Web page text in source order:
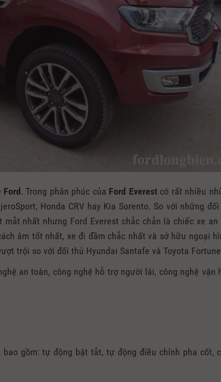
Ford. Trong phân phúc của Ford Everestcó rất nhiều
Honda CRV hay Kia Sorento. So với những
nhất nhưng Ford Everest chắc chắn là chiếc xe
âm tốt nhất, xe đi đầm chắc nhất và sở hữu ngoại
trội so với đối thủ Hyundai Santafe và Toyota
an toàn, công nghệ hỗ trợ người lái, công nghệ vận
gồm: tự động bật tắt, tự động điều chỉnh pha cốt,